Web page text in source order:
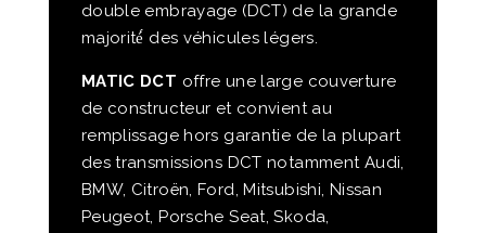
double embrayage (DCT) de la grande
majorité́ des véhicules légers.
MATIC DCT offre une large couverture
de constructeur et convient au
remplissage hors garantie de la plupart
des transmissions DCT notamment Audi,
BMW, Citroën, Ford, Mitsubishi, Nissan
Peugeot, Porsche Seat, Skoda,